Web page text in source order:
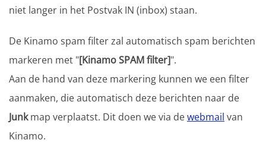
niet langer in het Postvak IN (inbox) staan.
De Kinamo spam filter zal automatisch spam berichten
markeren met "[Kinamo SPAM filter]".
Aan de hand van deze markering kunnen we een filter
aanmaken, die automatisch deze berichten naar de
Junkmap verplaatst. Dit doen we via dewebmail van
Kinamo.